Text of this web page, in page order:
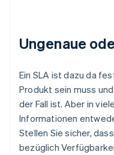
Ungenaue
Ein SLA ist dazu da
Produkt sein muss
der Fall ist. Aber in
Informationen
Stellen Sie sicher,
bezüglich